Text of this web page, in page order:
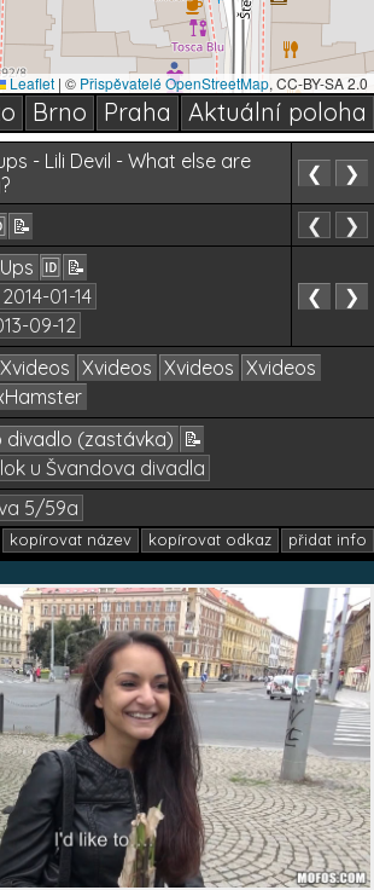
Leaflet | © Přispěvatelé OpenStreetMap, CC-BY-SA 2.0
Brno Praha Aktuální poloha
- Lili Devil - What else are
❮ ❯
📝 ❮ ❯
🆔 📝
2014-01-14
09-12
❮ ❯
Xvideos Xvideos Xvideos Xvideos
divadlo (zastávka) 📝
u Švandova divadla
5/59a
kopírovat název kopírovat odkaz přidat info